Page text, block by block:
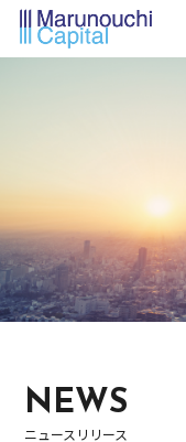
NEWS
ニュースリリース